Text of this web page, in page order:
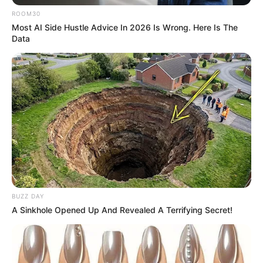
ROOM30
Most AI Side Hustle Advice In 2026 Is Wrong. Here Is The
Data
BUZZ DAY
A Sinkhole Opened Up And Revealed A Terrifying Secret!